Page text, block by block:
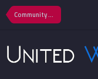
Community Calendar